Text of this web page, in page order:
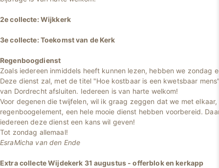
2e collecte: Wijkkerk
3e collecte: Toekomst van de Kerk
Regenboogdienst
Zoals iedereen inmiddels heeft kunnen lezen, hebben we zondag
Deze dienst zal, met de titel "Hoe kostbaar is een kwetsbaar
van Dordrecht afsluiten. Iedereen is van harte welkom!
Voor degenen die twijfelen, wil ik graag zeggen dat we met
regenboogelement, een hele mooie dienst hebben voorbereid.
iedereen deze dienst een kans wil geven!
Tot zondag allemaal!
EsraMicha van den Ende
Extra collecte Wijdekerk 31 augustus - offerblok en kerkapp